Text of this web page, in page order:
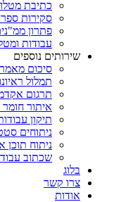
כתיבת
סקירות
פתרון
עבודות
שירותים נוספים
סיכום
תמלול
תרגום
איתור
תיקון
ניתוחים
ניתוח תוכן
שכתוב
בלוג
צרו קשר
אודות